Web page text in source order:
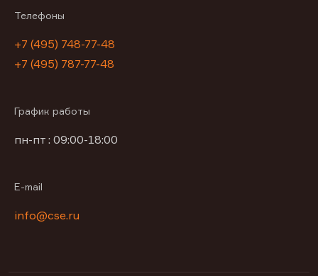
Телефоны
+7 (495) 748-77-48
+7 (495) 787-77-48
График работы
пн-пт : 09:00-18:00
E-mail
info@cse.ru